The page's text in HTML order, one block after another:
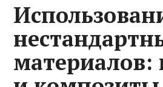
материалов: